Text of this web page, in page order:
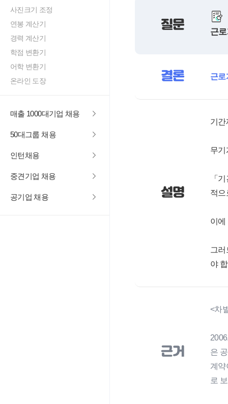
사진크기 조정
연봉 계산기
경력 계산기
학점 변환기
어학 변환기
온라인 도장
매출 1000대기업 채용
50대그룹 채용
인턴채용
중견기업 채용
공기업 채용
질문 근
결론 근로
설명
기간
무기
「
적으
이에
그
야
근거
<차
은
계약
로